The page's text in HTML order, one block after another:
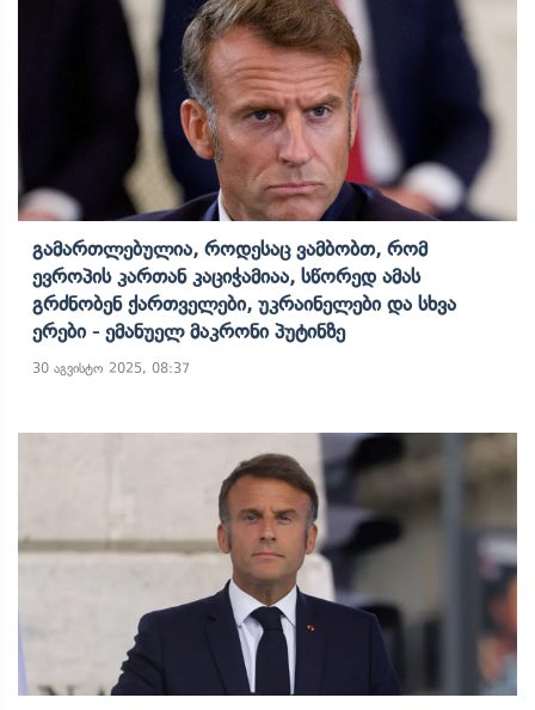
Გამართლებულია, Როდესაც Ვამბობთ, Რომ
Ევროპის Კართან Კაციჭამიაა, Სწორედ Ამას
Გრძნობენ Ქართველები, Უკრაინელები Და Სხვა
Ერები - Ემანუელ Მაკრონი Პუტინზე
30 აგვისტო 2025, 08:37